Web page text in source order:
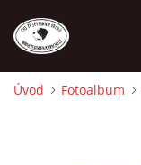
Úvod Fotoalbum